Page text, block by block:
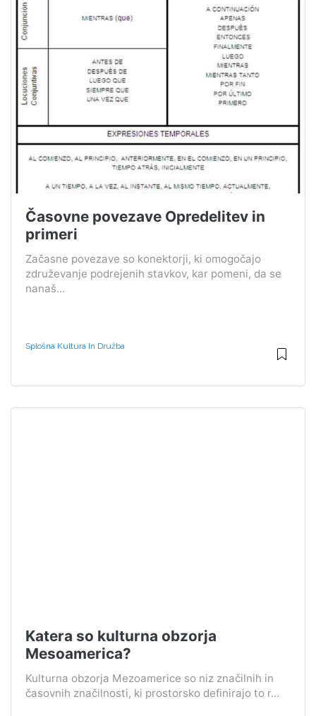
Časovne povezave Opredelitev in
primeri
Začasne povezave so konektorji, ki omogočajo
združevanje podrejenih stavkov, kar pomeni, da se
nanaš...
Splošna Kultura In Družba
Katera so kulturna obzorja
Mesoamerica?
Kulturna obzorja Mezoamerice so niz značilnih in
časovnih značilnosti, ki prostorsko definirajo to r...